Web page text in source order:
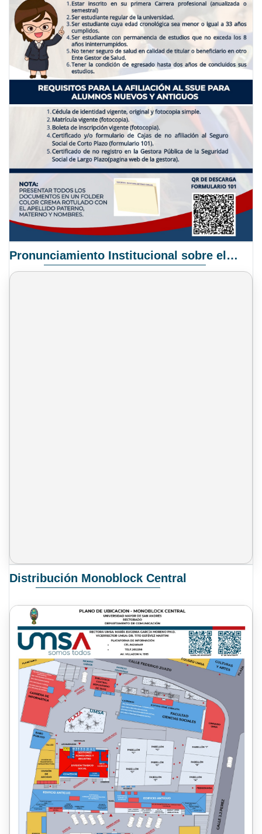
Pronunciamiento Institucional sobre el Proyecto de Ley N° 068/2025-2026 C.S.
Distribución Monoblock Central